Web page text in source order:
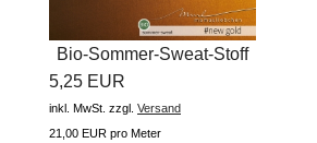
Bio-Sommer-Sweat-Stoff
"basic...
5,25 EUR
inkl. MwSt. zzgl. Versand
21,00 EUR pro Meter